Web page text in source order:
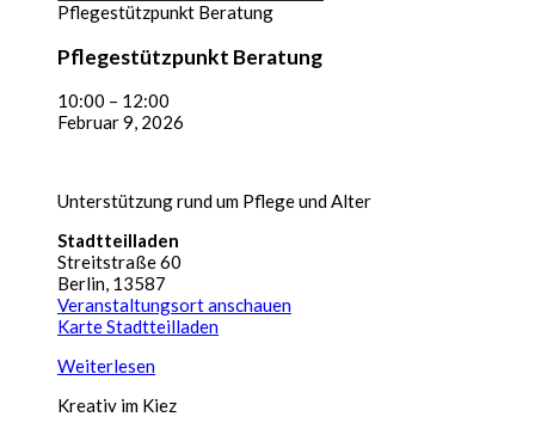
Pflegestützpunkt Beratung
Pflegestützpunkt Beratung
10:00 – 12:00
Februar 9, 2026
Unterstützung rund um Pflege und Alter
Stadtteilladen
Streitstraße 60
Berlin, 13587
Veranstaltungsort anschauen
KarteStadtteilladen
Weiterlesen
Kreativ im Kiez